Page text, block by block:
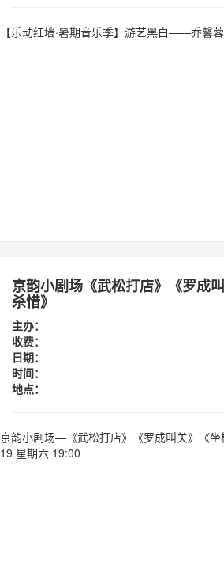
【乐动红墙·暑期音乐季】游艺黑白——乔馨
京韵小剧场《武松打店》《罗成
杀惜》
主办：
收费：
日期：
时间：
地点：
京韵小剧场—《武松打店》《罗成叫关》《
19 星期六 19:00